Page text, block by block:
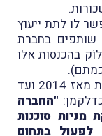
לו לתת ייעוץ
שותפים בחברת
בהכנסות אלו
בביאור 1 לדוחות הכספיים של המערערת מאז 2014 ועד
"החברה
מניות סוכנות
החברה לפעול בתחום